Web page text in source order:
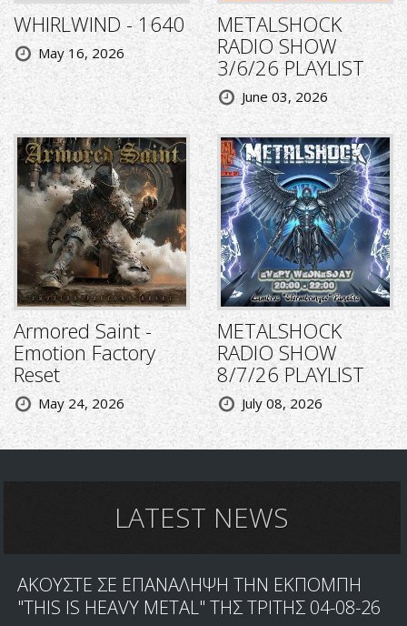
WHIRLWIND - 1640
May 16, 2026
METALSHOCK
RADIO SHOW
3/6/26 PLAYLIST
June 03, 2026
Armored Saint -
Emotion Factory
Reset
May 24, 2026
METALSHOCK
RADIO SHOW
8/7/26 PLAYLIST
July 08, 2026
LATEST NEWS
ΑΚΟΥΣΤΕ ΣΕ ΕΠΑΝΑΛΗΨΗ ΤΗΝ ΕΚΠΟΜΠΗ
"THIS IS HEAVY METAL" ΤΗΣ ΤΡΙΤΗΣ 04-08-26